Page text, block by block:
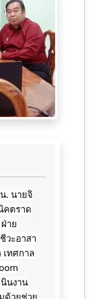
. นายจิ
คตราด
าย
วะอาสา
เทศกาล
นงาน
ด้วยช่วย